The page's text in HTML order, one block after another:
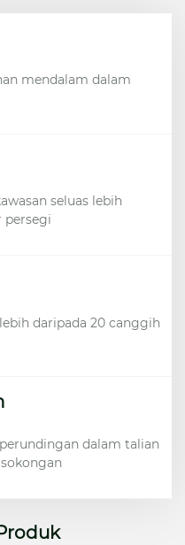
mendalam dalam
seluas lebih
persegi
daripada 20 canggih
dalam talian